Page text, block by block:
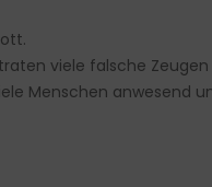
viele falsche
Menschen anwesend